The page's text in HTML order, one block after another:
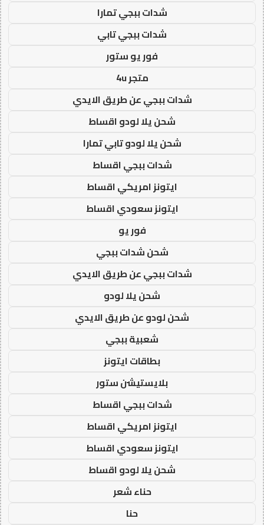
شدات ببجي تمارا
شدات ببجي تابي
فور يو ستور
متجر 4u
شدات ببجي عن طريق الايدي
شحن يلا لودو اقساط
شحن يلا لودو تابي تمارا
شدات ببجي اقساط
ايتونز امريكي اقساط
ايتونز سعودي اقساط
فور يو
شحن شدات ببجي
شدات ببجي عن طريق الايدي
شحن يلا لودو
شحن لودو عن طريق الايدي
شعبية ببجي
بطاقات ايتونز
بلايستيشن ستور
شدات ببجي اقساط
ايتونز امريكي اقساط
ايتونز سعودي اقساط
شحن يلا لودو اقساط
حناء شعر
حنا